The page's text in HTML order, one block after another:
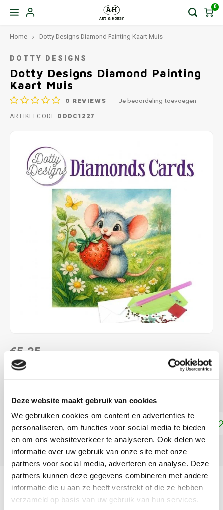
Deze website maakt gebruik van cookies
We gebruiken cookies om content en advertenties te
personaliseren, om functies voor social media te bieden
en om ons websiteverkeer te analyseren. Ook delen we
informatie over uw gebruik van onze site met onze
partners voor social media, adverteren en analyse. Deze
partners kunnen deze gegevens combineren met andere
informatie die u aan ze heeft verstrekt of die ze hebben
verzameld op basis van uw gebruik van hun services.
0
Home Dotty Designs Diamond Painting Kaart Muis
DOTTY DESIGNS
Dotty Designs Diamond Painting
Kaart Muis
0 REVIEWS Je beoordeling toevoegen
ARTIKELCODE DDDC1227
€5,25
DIRECT LEVERBAAR
ca. 15 x 15 cm Lees meer
Toevoegen aan winkelwagen
DELEN:
Productomschrijving
Gerelateerde producten